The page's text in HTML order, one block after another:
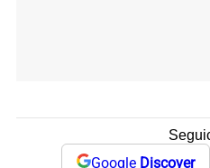
Google Discover